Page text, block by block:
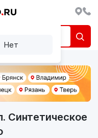
Синтетическое
Нет